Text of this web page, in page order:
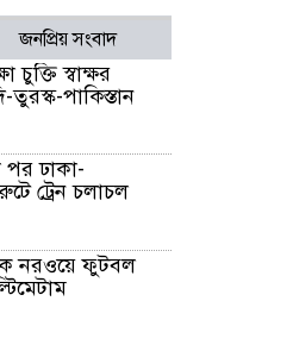
জনপ্রিয় সংবাদ
চুক্তি স্বাক্ষর
পাকিস্তান
পর ঢাকা-
ট্রেন চলাচল
নরওয়ে ফুটবল